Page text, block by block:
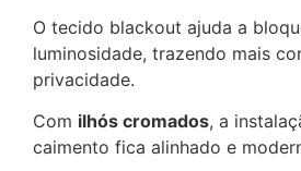
O tecido blackout ajuda a
luminosidade, trazendo mais
privacidade.
Com ilhós cromados, a
caimento fica alinhado e